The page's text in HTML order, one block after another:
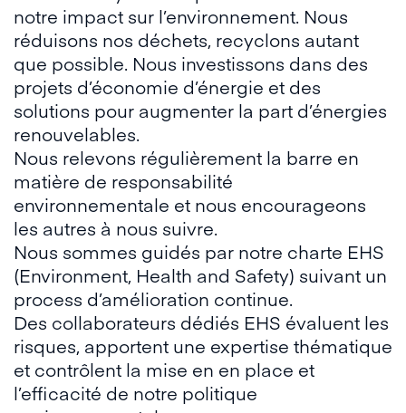
notre impact sur l’environnement. Nous
réduisons nos déchets, recyclons autant
que possible. Nous investissons dans des
projets d’économie d’énergie et des
solutions pour augmenter la part d’énergies
renouvelables.
Nous relevons régulièrement la barre en
matière de responsabilité
environnementale et nous encourageons
les autres à nous suivre.
Nous sommes guidés par notre charte EHS
(Environment, Health and Safety) suivant un
process d’amélioration continue.
Des collaborateurs dédiés EHS évaluent les
risques, apportent une expertise thématique
et contrôlent la mise en en place et
l’efficacité de notre politique